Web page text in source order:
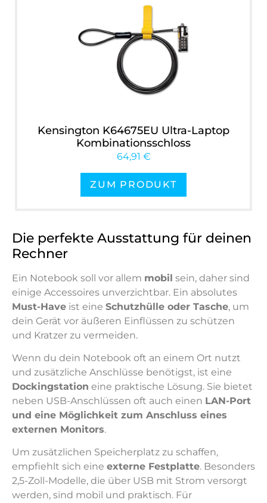
Kensington K64675EU Ultra-Laptop
Kombinationsschloss
64,91 €
ZUM PRODUKT
Die perfekte Ausstattung für deinen
Rechner
Ein Notebook soll vor allem mobil sein, daher sind
einige Accessoires unverzichtbar. Ein absolutes
Must-Have ist eine Schutzhülle oder Tasche, um
dein Gerät vor äußeren Einflüssen zu schützen
und Kratzer zu vermeiden.
Wenn du dein Notebook oft an einem Ort nutzt
und zusätzliche Anschlüsse benötigst, ist eine
Dockingstation eine praktische Lösung. Sie bietet
neben USB-Anschlüssen oft auch einen LAN-Port
und eine Möglichkeit zum Anschluss eines
externen Monitors.
Um zusätzlichen Speicherplatz zu schaffen,
empfiehlt sich eine externe Festplatte. Besonders
2,5-Zoll-Modelle, die über USB mit Strom versorgt
werden, sind mobil und praktisch. Für